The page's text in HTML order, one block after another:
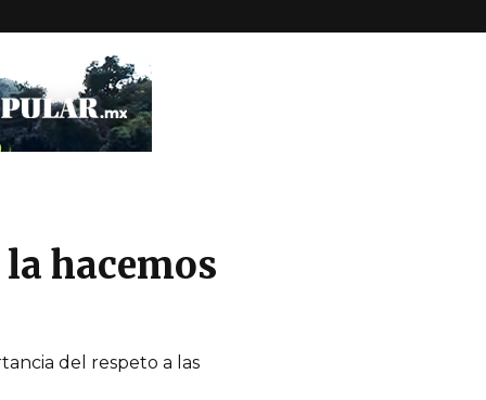
hacemos
del respeto a las